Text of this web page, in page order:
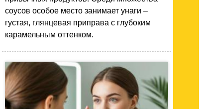
соусов особое место занимает унаги –
густая, глянцевая приправа с глубоким
карамельным оттенком.